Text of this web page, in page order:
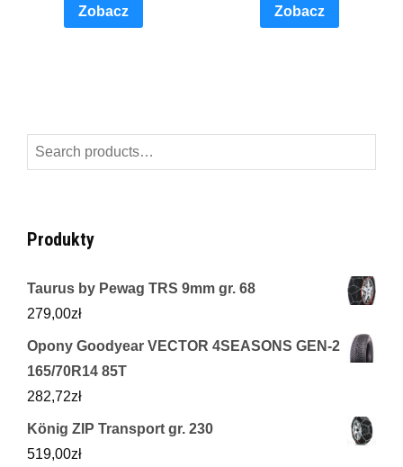
Zobacz Zobacz
Search
for:
Produkty
Taurus by Pewag TRS 9mm gr. 68
279,00zł
Opony Goodyear VECTOR 4SEASONS GEN-2
165/70R14 85T
282,72zł
König ZIP Transport gr. 230
519,00zł